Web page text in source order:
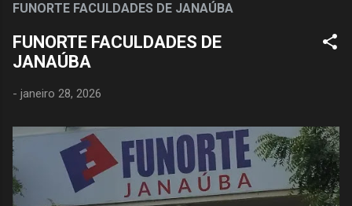
FUNORTE FACULDADES DE JANAÚBA
FUNORTE FACULDADES DE
JANAÚBA
- janeiro 28, 2026